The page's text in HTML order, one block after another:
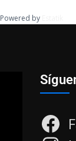
Powered by